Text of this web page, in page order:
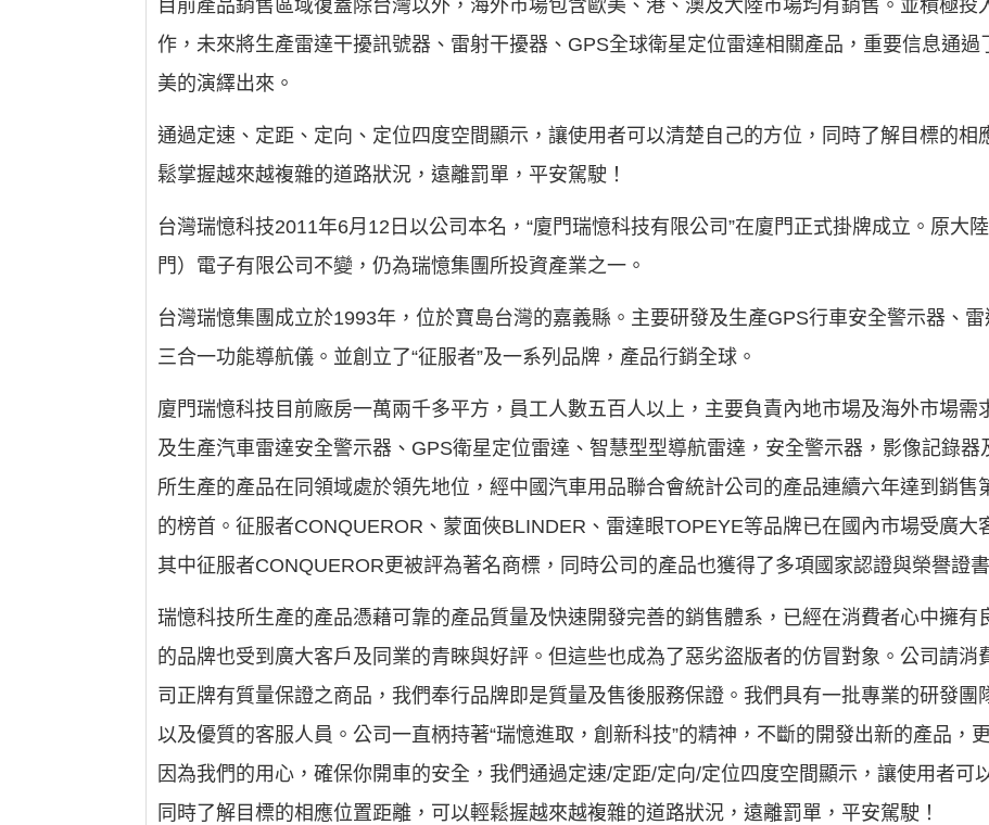
目前產品銷售區域復蓋除台灣以外，海外市場包含歐美、港、澳及大陸市場均有銷售。並積極投
作，未來將生產雷達干擾訊號器、雷射干擾器、GPS全球衛星定位雷達相關產品，重要信息通過
美的演繹出來。
通過定速、定距、定向、定位四度空間顯示，讓使用者可以清楚自己的方位，同時了解目標的相
鬆掌握越來越複雜的道路狀況，遠離罰單，平安駕駛！
台灣瑞憶科技2011年6月12日以公司本名，“廈門瑞憶科技有限公司”在廈門正式掛牌成立。原大
門）電子有限公司不變，仍為瑞憶集團所投資產業之一。
台灣瑞憶集團成立於1993年，位於寶島台灣的嘉義縣。主要研發及生產GPS行車安全警示器、
三合一功能導航儀。並創立了“征服者”及一系列品牌，產品行銷全球。
廈門瑞憶科技目前廠房一萬兩千多平方，員工人數五百人以上，主要負責內地市場及海外市場需
及生產汽車雷達安全警示器、GPS衛星定位雷達、智慧型型導航雷達，安全警示器，影像記錄器
所生產的產品在同領域處於領先地位，經中國汽車用品聯合會統計公司的產品連續六年達到銷售
的榜首。征服者CONQUEROR、蒙面俠BLINDER、雷達眼TOPEYE等品牌已在國內市場受廣大
其中征服者CONQUEROR更被評為著名商標，同時公司的產品也獲得了多項國家認證與榮譽證書
瑞憶科技所生產的產品憑藉可靠的產品質量及快速開發完善的銷售體系，已經在消費者心中擁有
的品牌也受到廣大客戶及同業的青睞與好評。但這些也成為了惡劣盜版者的仿冒對象。公司請消
司正牌有質量保證之商品，我們奉行品牌即是質量及售後服務保證。我們具有一批專業的研發團
以及優質的客服人員。公司一直柄持著“瑞憶進取，創新科技”的精神，不斷的開發出新的產品，
因為我們的用心，確保你開車的安全，我們通過定速/定距/定向/定位四度空間顯示，讓使用者可
同時了解目標的相應位置距離，可以輕鬆握越來越複雜的道路狀況，遠離罰單，平安駕駛！